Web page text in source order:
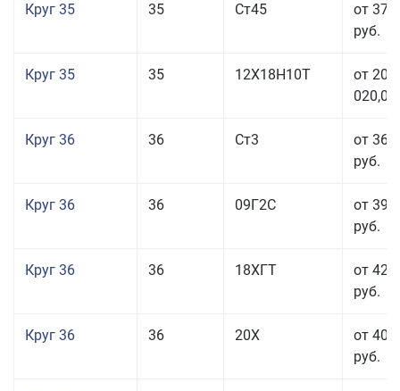
Круг 35 35 Ст45
от 37
руб.
Круг 35 35 12Х18Н10Т
от 208
020,00
Круг 36 36 Ст3
от 36
руб.
Круг 36 36 09Г2С
от 39
руб.
Круг 36 36 18ХГТ
от 42
руб.
Круг 36 36 20Х
от 40
руб.